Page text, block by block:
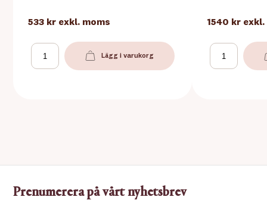
533 kr exkl. moms
Lägg i varukorg
1540 kr exkl.
Prenumerera på vårt nyhetsbrev